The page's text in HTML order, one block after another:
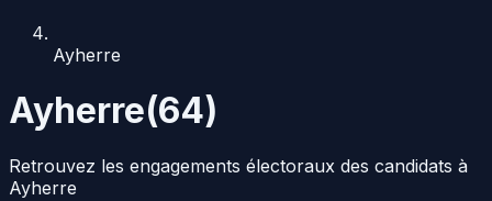
Ayherre
Ayherre(64)
Retrouvez les engagements électoraux des candidats à
Ayherre